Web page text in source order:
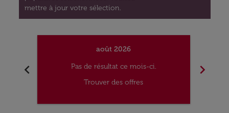
mettre à jour votre sélection.
chevron_left
août 2026
Pas de résultat ce mois-ci.
Trouver des offres
chevron_right